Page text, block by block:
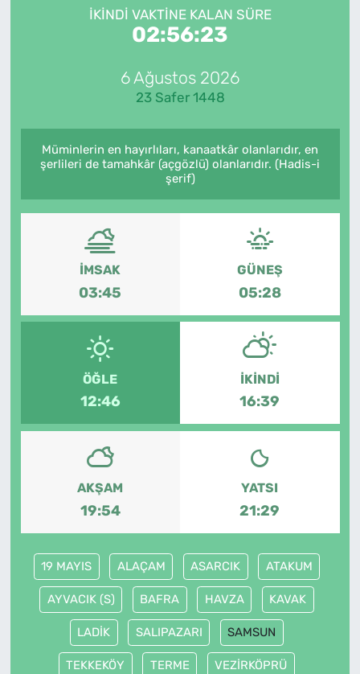
İKINDI VAKTINE KALAN SÜRE
02:56:23
6 Ağustos 2026
23 Safer 1448
Müminlerin en hayırlıları, kanaatkâr olanlarıdır, en
şerlileri de tamahkâr (açgözlü) olanlarıdır. (Hadis-i
şerif)
İMSAK
03:45
GÜNEŞ
05:28
ÖĞLE
12:46
İKINDI
16:39
AKŞAM
19:54
YATSI
21:29
19 MAYIS ALAÇAM ASARCIK ATAKUM
AYVACIK (S) BAFRA HAVZA KAVAK
LADİK SALIPAZARI SAMSUN
TEKKEKÖY TERME VEZİRKÖPRÜ